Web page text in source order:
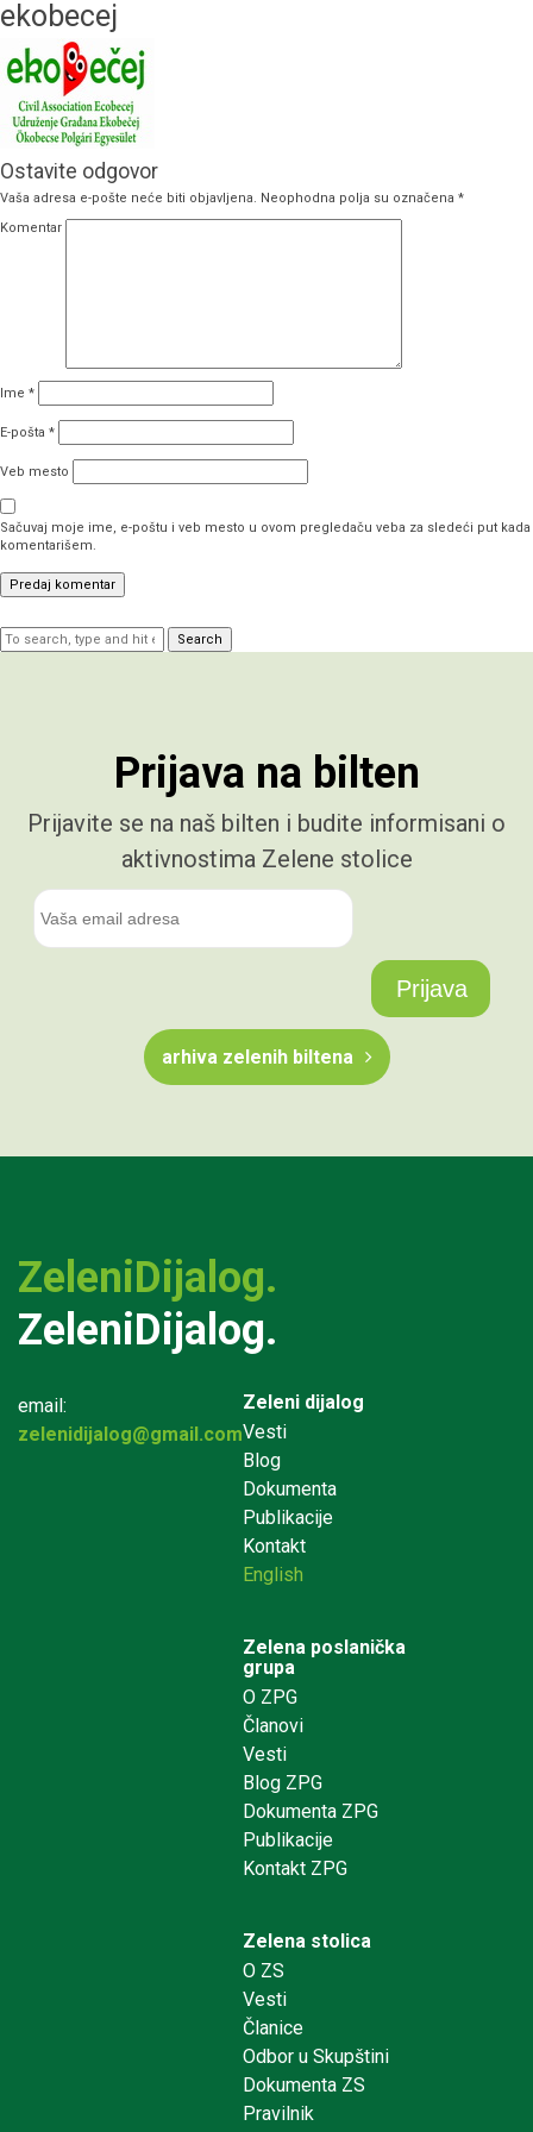
ekobecej
Ostavite odgovor
Vaša adresa e-pošte neće biti objavljena. Neophodna polja su označena *
Komentar
Ime *
E-pošta *
Veb mesto
Sačuvaj moje ime, e-poštu i veb mesto u ovom pregledaču veba za sledeći put kada
komentarišem.
Search
Prijava na bilten
Prijavite se na naš bilten i budite informisani o
aktivnostima Zelene stolice
arhiva zelenih biltena
ZeleniDijalog.
ZeleniDijalog.
email:
zelenidijalog@gmail.com
Zeleni dijalog
Vesti
Blog
Dokumenta
Publikacije
Kontakt
English
Zelena poslanička
grupa
O ZPG
Članovi
Vesti
Blog ZPG
Dokumenta ZPG
Publikacije
Kontakt ZPG
Zelena stolica
O ZS
Vesti
Članice
Odbor u Skupštini
Dokumenta ZS
Pravilnik